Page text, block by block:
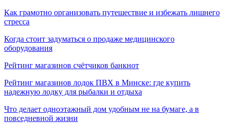
Как грамотно организовать путешествие и избежать лишнего
стресса
Когда стоит задуматься о продаже медицинского
оборудования
Рейтинг магазинов счётчиков банкнот
Рейтинг магазинов лодок ПВХ в Минске: где купить
надежную лодку для рыбалки и отдыха
Что делает одноэтажный дом удобным не на бумаге, а в
повседневной жизни